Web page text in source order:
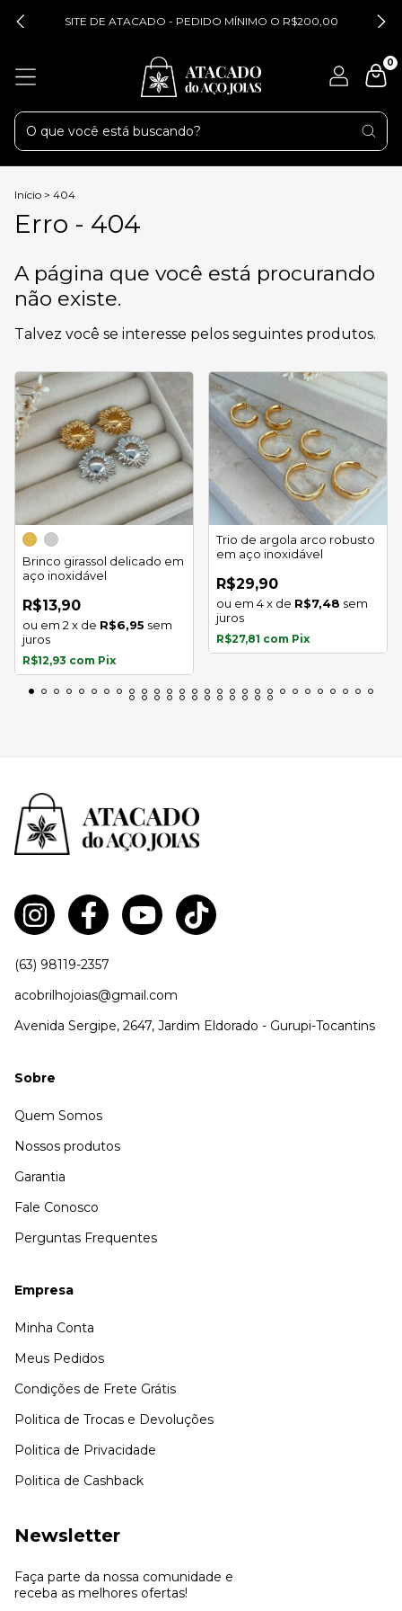
SITE DE ATACADO - PEDIDO MÍNIMO O R$200,00
0
Início > 404
Erro - 404
A página que você está procurando
não existe.
Talvez você se interesse pelos seguintes produtos.
Brinco girassol delicado em
aço inoxidável
R$13,90
2 x de R$6,95 sem
juros
R$12,93 com Pix
Trio de argola arco robusto
em aço inoxidável
R$29,90
4x de R$7,48 sem
juros
R$27,81 com Pix
(63) 98119-2357
acobrilhojoias@gmail.com
Avenida Sergipe, 2647, Jardim Eldorado - Gurupi-Tocantins
Sobre
Quem Somos
Nossos produtos
Garantia
Fale Conosco
Perguntas Frequentes
Empresa
Minha Conta
Meus Pedidos
Condições de Frete Grátis
Politica de Trocas e Devoluções
Politica de Privacidade
Politica de Cashback
Newsletter
Faça parte da nossa comunidade e
receba as melhores ofertas!